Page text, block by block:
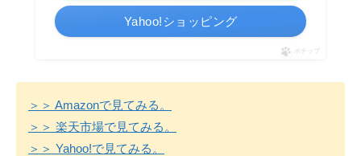
Yahoo!ショッピング
ポチップ
＞＞ Amazonで見てみる。
＞＞ 楽天市場で見てみる。
＞＞ Yahoo!で見てみる。